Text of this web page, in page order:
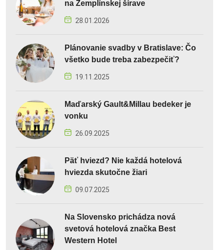
na Zemplínskej šírave
28.01.2026
Plánovanie svadby v Bratislave: Čo
všetko bude treba zabezpečiť?
19.11.2025
Maďarský Gault&Millau bedeker je
vonku
26.09.2025
Päť hviezd? Nie každá hotelová
hviezda skutočne žiari
09.07.2025
Na Slovensko prichádza nová
svetová hotelová značka Best
Western Hotel